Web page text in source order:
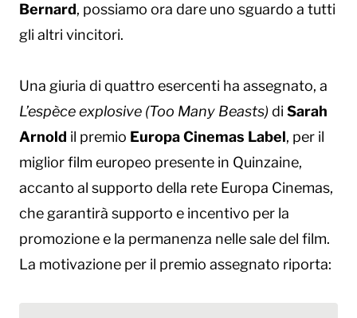
Bernard, possiamo ora dare uno sguardo a tutti
gli altri vincitori.
Una giuria di quattro esercenti ha assegnato, a
L’espèce explosive (Too Many Beasts) di Sarah
Arnold il premio Europa Cinemas Label, per il
miglior film europeo presente in Quinzaine,
accanto al supporto della rete Europa Cinemas,
che garantirà supporto e incentivo per la
promozione e la permanenza nelle sale del film.
La motivazione per il premio assegnato riporta: